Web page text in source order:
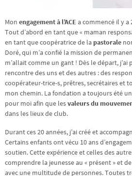
Mon engagement à l’ACE a commencé il y a
Tout d’abord en tant que « maman
en tant que coopératrice de la pastorale
Doré, qui m’a confié la mission de
m’allait comme un gant ! Dès le départ,
rencontre des uns et des autres : des
coopérateur-trice-s, prêtres, secrétaires et
mon chemin. La fondation a toujours été
pour moi afin que lesvaleurs du
dans les lieux de club.
Durant ces 20 années, j’ai créé et
Certains enfants ont vécu 10 ans
soutien. Cette expérience et celles des
comprendre la jeunesse au « présent » et
avec une multitude de personnes. Toutes